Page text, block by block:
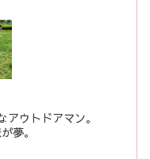
ウトドアマン。
夢。